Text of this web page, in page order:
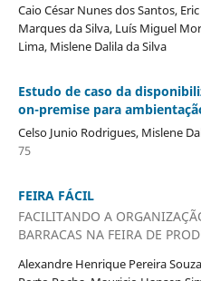
Caio César Nunes dos Santos,
Marques da Silva, Luís Miguel
Lima, Mislene Dalila da Silva
Estudo de caso da
on-premise para
Celso Junio Rodrigues, Mislene
75
FEIRA FÁCIL
FACILITANDO A
BARRACAS NA FEIRA DE
Alexandre Henrique Pereira